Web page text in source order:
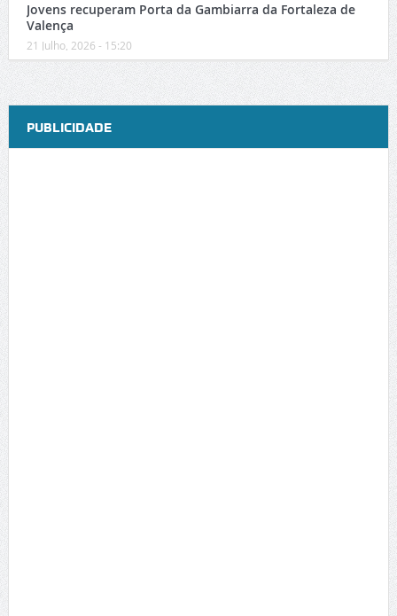
Jovens recuperam Porta da Gambiarra da Fortaleza de
Valença
21 Julho, 2026 - 15:20
PUBLICIDADE